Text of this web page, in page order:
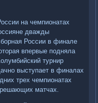
на чемпионатах
дважды
России в финале
впервые подняла
турнир
выступает в финалах
трех чемпионатах
матчах.